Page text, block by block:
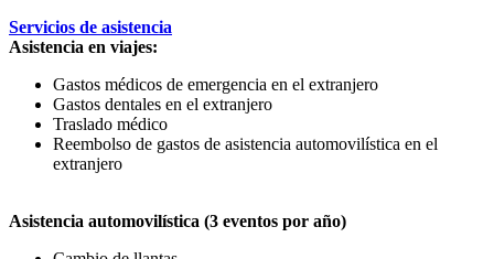
Servicios de asistencia
Asistencia en viajes:
Gastos médicos de emergencia en el extranjero
Gastos dentales en el extranjero
Traslado médico
Reembolso de gastos de asistencia automovilística en el
extranjero
Asistencia automovilística (3 eventos por año)